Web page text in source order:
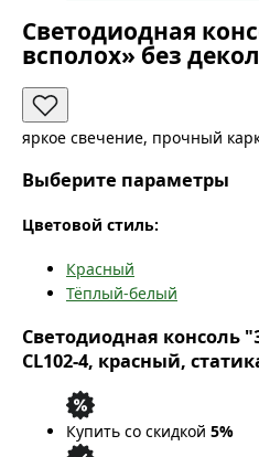
Светодиодная
всполох» без
яркое свечение, прочный
Выберите параметры
Цветовой стиль:
Красный
Тёплый-белый
Светодиодная консоль
CL102-4, красный,
Купить со скидкой 5%